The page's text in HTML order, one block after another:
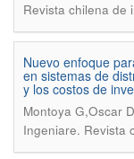
Revista chilena de
Nuevo enfoque
en sistemas de
y los costos de
Montoya G,Oscar
Ingeniare. Revista